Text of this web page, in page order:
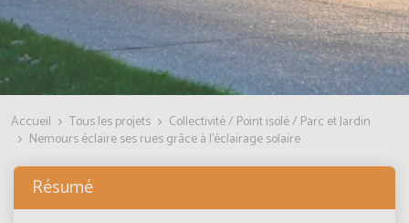
Accueil Tous les projets
Collectivité / Point isolé / Parc et Jardin
Nemours éclaire ses rues grâce à l'éclairage solaire
Résumé